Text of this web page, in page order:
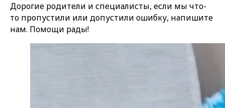
Дорогие родители и специалисты, если мы что-
то пропустили или допустили ошибку, напишите
нам. Помощи рады!